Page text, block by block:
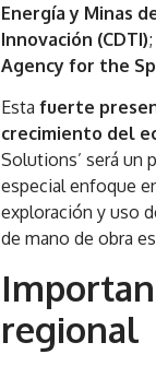
Energía y Minas
Innovación (CDTI)
Agency for the
Estafuerte
crecimiento del
Solutions’ será un
especial enfoque
exploración y uso
de mano de obra
regional